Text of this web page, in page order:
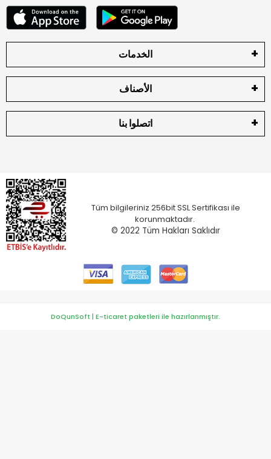
الخدمات
الأصناف
اتصلوا بنا
Tüm bilgileriniz 256bit SSL Sertifikası ile
korunmaktadır.
© 2022 Tüm Hakları Saklıdır
DoQunSoft | E-ticaret paketleri ile hazırlanmıştır.